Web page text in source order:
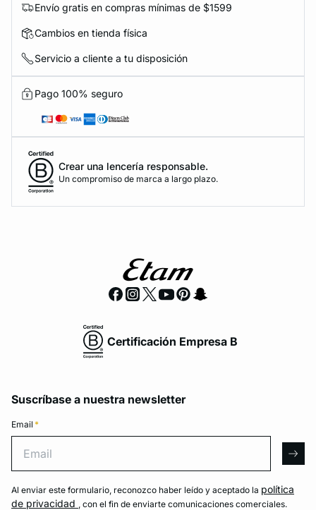
Envío gratis en compras mínimas de $1599
Cambios en tienda física
Servicio a cliente a tu disposición
Pago 100% seguro
Crear una lencería responsable.
Un compromiso de marca a largo plazo.
Certificación Empresa B
Suscríbase a nuestra newsletter
Email *
Al enviar este formulario, reconozco haber leído y aceptado la política
de privacidad , con el fin de enviarte comunicaciones comerciales.